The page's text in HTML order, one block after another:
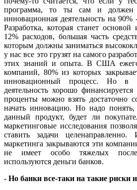
программа, то ты сам и должен
инновационная деятельность на
Разработка, которая станет
12% расходов, большая часть
которым должны заниматься
у нас все это грузят на самого
этих знаний и опыта. В США
компаний, 80% из которых
инновационный процесс. Но в
деятельность хорошо
проценты можно взять достаточно
начать инновацию. Но надо понять,
данный продукт, будет ли
маркетинговые исследования
ставить задачи
маркетинга закрываются эти
не имеет особо тяжелых
используются деньги банков.
- Но банки все-таки на такие риски